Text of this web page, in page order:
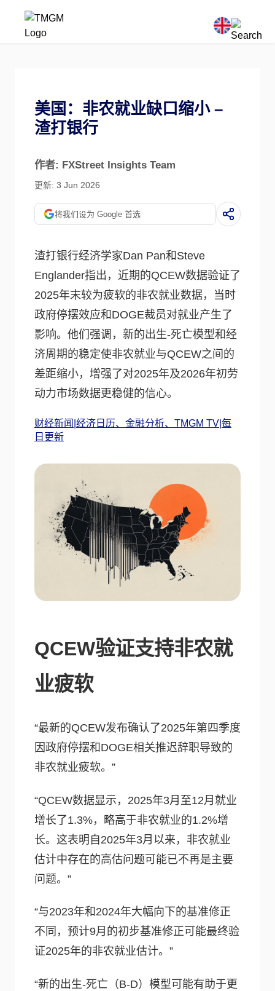
美国：非农就业缺口缩小 –
渣打银行
作者: FXStreet Insights Team
更新: 3 Jun 2026
将我们设为 Google 首选
渣打银行经济学家Dan Pan和Steve
Englander指出，近期的QCEW数据验证了
2025年末较为疲软的非农就业数据，当时
政府停摆效应和DOGE裁员对就业产生了
影响。他们强调，新的出生-死亡模型和经
济周期的稳定使非农就业与QCEW之间的
差距缩小，增强了对2025年及2026年初劳
动力市场数据更稳健的信心。
财经新闻|经济日历、金融分析、TMGM TV|每
日更新
QCEW验证支持非农就
业疲软
“最新的QCEW发布确认了2025年第四季度
因政府停摆和DOGE相关推迟辞职导致的
非农就业疲软。”
“QCEW数据显示，2025年3月至12月就业
增长了1.3%，略高于非农就业的1.2%增
长。这表明自2025年3月以来，非农就业
估计中存在的高估问题可能已不再是主要
问题。”
“与2023年和2024年大幅向下的基准修正
不同，预计9月的初步基准修正可能最终验
证2025年的非农就业估计。”
“新的出生-死亡（B-D）模型可能有助于更